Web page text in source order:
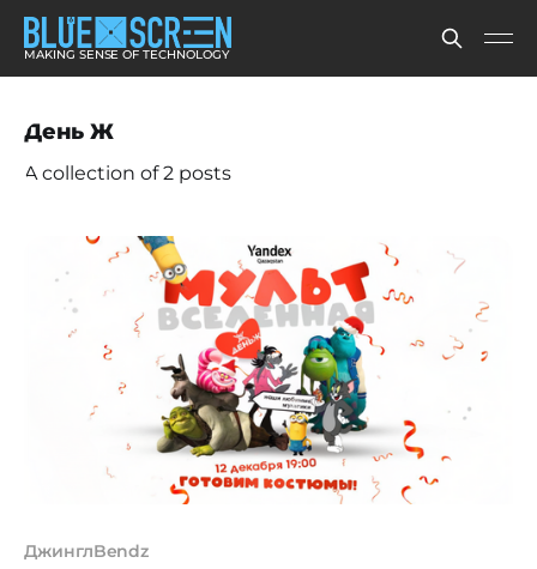
MAKING SENSE OF TECHNOLOGY
День Ж
A collection of 2 posts
ДжинглBendz